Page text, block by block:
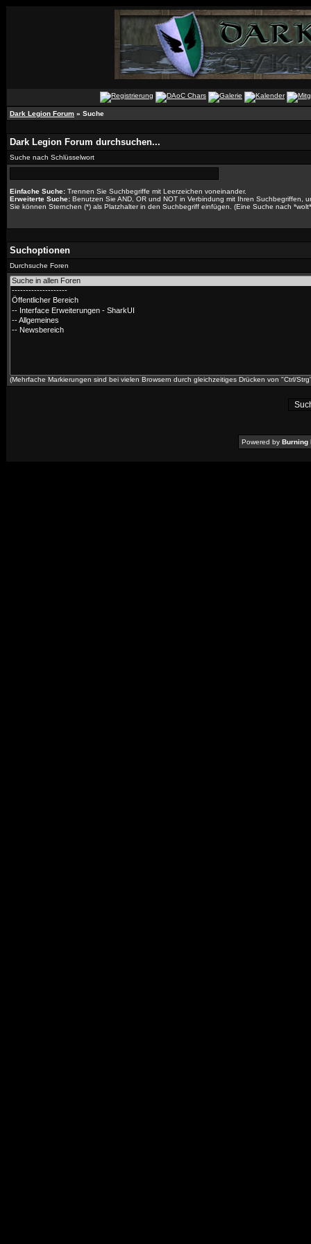
Dark Legion Forum » Suche
Dark Legion Forum durchsuchen...
Suche nach Schlüsselwort
Einfache Suche: Trennen Sie Suchbegriffe mit Leerzeichen voneinander.
Erweiterte Suche: Benutzen Sie AND, OR und NOT in Verbindung mit Ihren Suchbegriffen,
Sie können Sternchen (*) als Platzhalter in den Suchbegriff einfügen. (Eine Suche nach
Suchoptionen
Durchsuche Foren
(Mehrfache Markierungen sind bei vielen Browsern durch gleichzeitiges Drücken von "Ctrl/
Powered by Burning